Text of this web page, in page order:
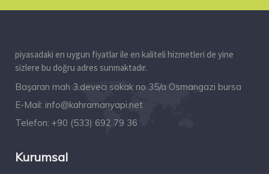
piyasadaki en uygun fiyatlar ile en kaliteli hizmetleri de yine
sizlere bu doğru adres sunmaktadır.
Başaran mah 3.deveci sokak no 35/a Osmangazi bursa
E-Mail: info@kahramanyapi.net
Telefon: +90 (533) 692 79 36
Kurumsal